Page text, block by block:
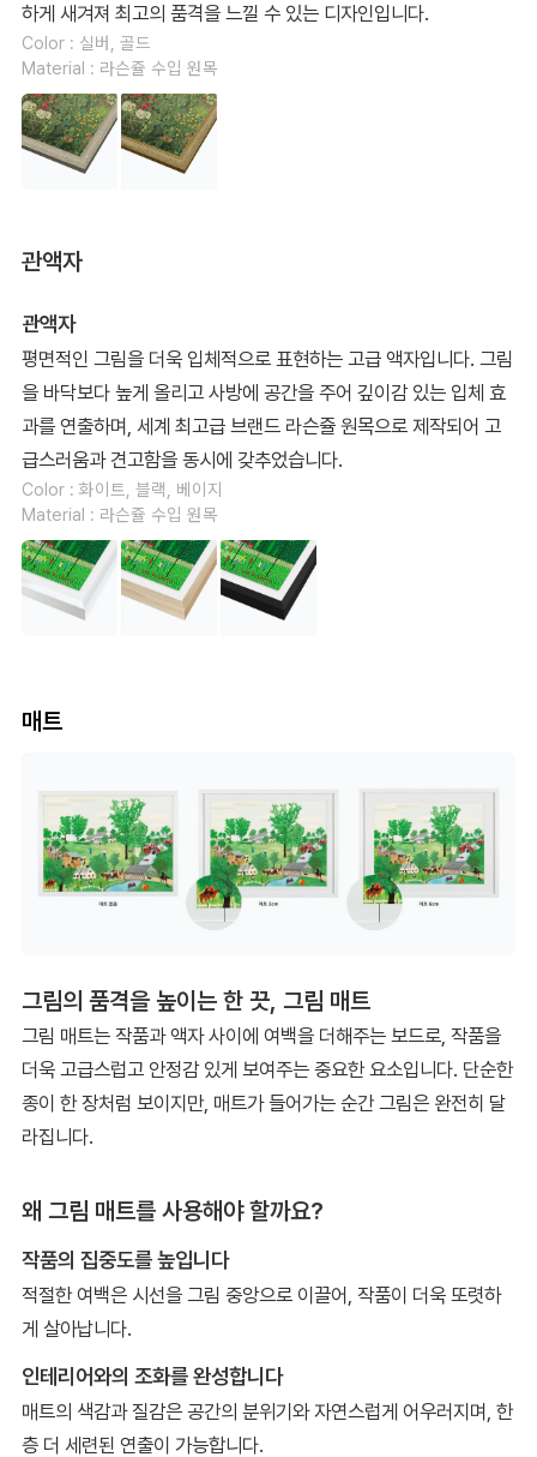
하게 새겨져 최고의 품격을 느낄 수 있는 디자인입니다.
Color : 실버, 골드
Material : 라슨쥴 수입 원목
관액자
관액자
평면적인 그림을 더욱 입체적으로 표현하는 고급 액자입니다. 그림
을 바닥보다 높게 올리고 사방에 공간을 주어 깊이감 있는 입체 효
과를 연출하며, 세계 최고급 브랜드 라슨쥴 원목으로 제작되어 고
급스러움과 견고함을 동시에 갖추었습니다.
Color : 화이트, 블랙, 베이지
Material : 라슨쥴 수입 원목
매트
그림의 품격을 높이는 한 끗, 그림 매트
그림 매트는 작품과 액자 사이에 여백을 더해주는 보드로, 작품을
더욱 고급스럽고 안정감 있게 보여주는 중요한 요소입니다. 단순한
종이 한 장처럼 보이지만, 매트가 들어가는 순간 그림은 완전히 달
라집니다.
왜 그림 매트를 사용해야 할까요?
작품의 집중도를 높입니다
적절한 여백은 시선을 그림 중앙으로 이끌어, 작품이 더욱 또렷하
게 살아납니다.
인테리어와의 조화를 완성합니다
매트의 색감과 질감은 공간의 분위기와 자연스럽게 어우러지며, 한
층 더 세련된 연출이 가능합니다.